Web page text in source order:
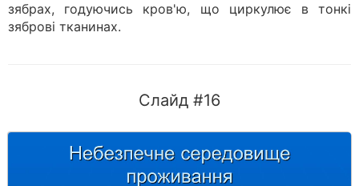
зябрах, годуючись кров'ю, що циркулює в тонкі
зяброві тканинах.
Слайд #16